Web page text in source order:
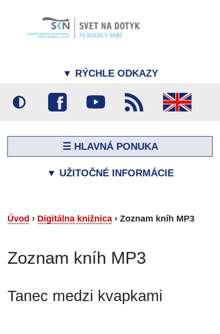
▼ RÝCHLE ODKAZY
☰ HLAVNÁ PONUKA
▼ UŽITOČNÉ INFORMÁCIE
Úvod › Digitálna knižnica › Zoznam kníh MP3
Zoznam kníh MP3
Tanec medzi kvapkami